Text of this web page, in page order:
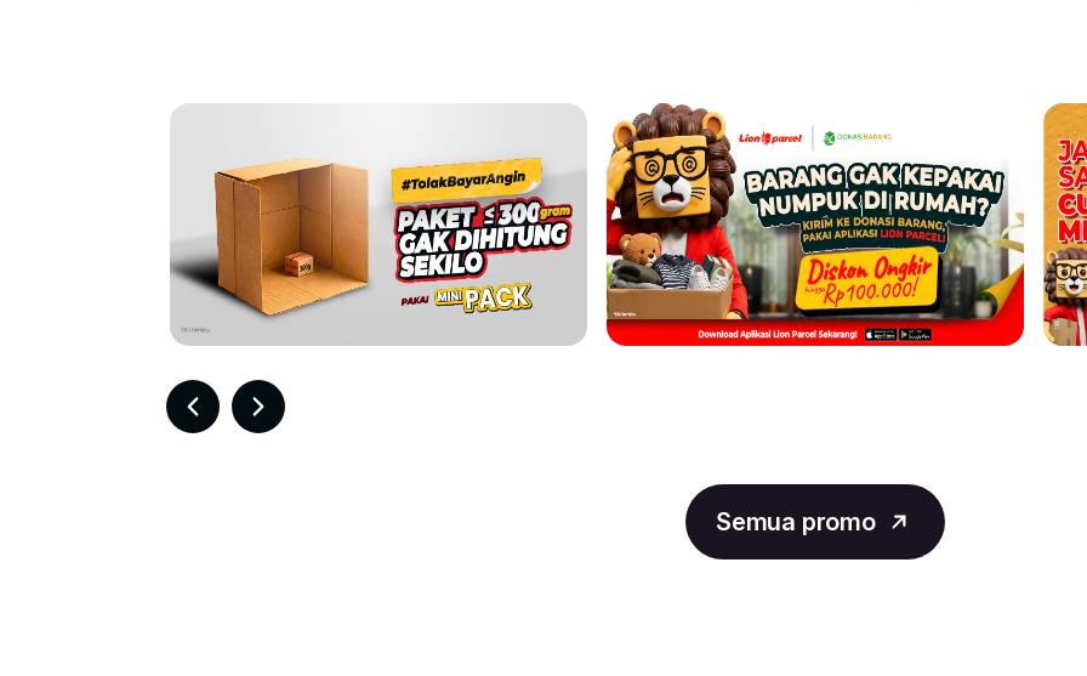
Semua promo